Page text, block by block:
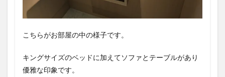
こちらがお部屋の中の様子です。
キングサイズのベッドに加えてソファとテーブルがあり
優雅な印象です。